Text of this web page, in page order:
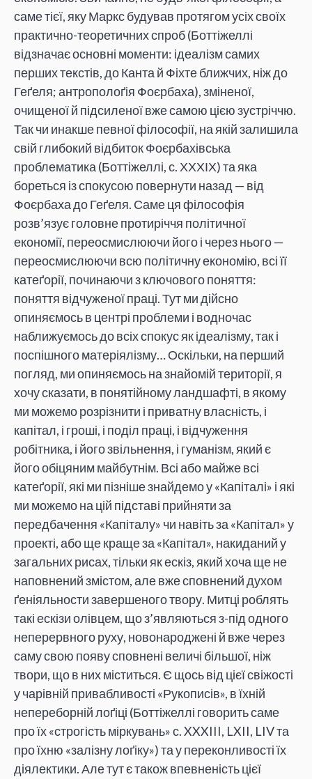
саме тієї, яку Маркс будував протягом усіх своїх
практично-теоретичних спроб (Боттіжеллі
відзначає основні моменти: ідеалізм самих
перших текстів, до Канта й Фіхте ближчих, ніж до
Геґеля; антрополоґія Фоєрбаха), зміненої,
очищеної й підсиленої вже самою цією зустріччю.
Так чи инакше певної філософії, на якій залишила
свій глибокий відбиток Фоєрбахівська
проблематика (Боттіжеллі, с. ХХХІХ) та яка
бореться із спокусою повернути назад — від
Фоєрбаха до Геґеля. Саме ця філософія
розв’язує головне протиріччя політичної
економії, переосмислюючи його і через нього —
переосмислюючи всю політичну економію, всі її
катеґорії, починаючи з ключового поняття:
поняття відчуженої праці. Тут ми дійсно
опиняємось в центрі проблеми і водночас
наближуємось до всіх спокус як ідеалізму, так і
поспішного матеріялізму… Оскільки, на перший
погляд, ми опиняємось на знайомій території, я
хочу сказати, в понятійному ландшафті, в якому
ми можемо розрізнити і приватну власність, і
капітал, і гроші, і поділ праці, і відчуження
робітника, і його звільнення, і гуманізм, який є
його обіцяним майбутнім. Всі або майже всі
катеґорії, які ми пізніше знайдемо у «Капіталі» і які
ми можемо на цій підставі прийняти за
передбачення «Капіталу» чи навіть за «Капітал» у
проекті, або ще краще за «Капітал», накиданий у
загальних рисах, тільки як ескіз, який хоча ще не
наповнений змістом, але вже сповнений духом
ґеніяльности завершеного твору. Митці роблять
такі ескізи олівцем, що з’являються з-під одного
неперервного руху, новонароджені й вже через
саму свою появу сповнені величі більшої, ніж
твори, що в них міститься. Є щось від цієї свіжості
у чарівній привабливості «Рукописів», в їхній
непереборній лоґіці (Боттіжеллі говорить саме
про їх «строгість міркувань» с. XXXIII, LXII, LIV та
про їхню «залізну лоґіку») та у переконливості їх
діялектики. Але тут є також впевненість цієї